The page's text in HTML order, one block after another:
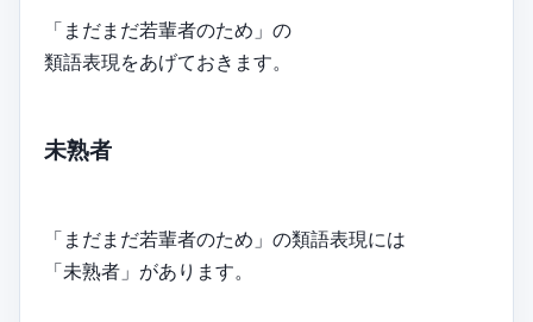
「まだまだ若輩者のため」の
類語表現をあげておきます。
未熟者
「まだまだ若輩者のため」の類語表現には
「未熟者」があります。